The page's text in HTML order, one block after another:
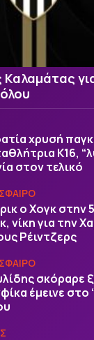
χρυσή
Κ16,
στον τελικό
ο Χογκ στην
νίκη για την
Ρέιντζερς
σκόραρε
έμεινε στο